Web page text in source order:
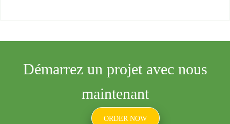
Démarrez un projet avec nous
maintenant
ORDER NOW